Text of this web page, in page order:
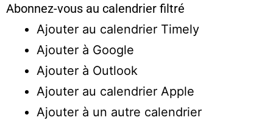
Abonnez-vous au calendrier filtré
Ajouter au calendrier Timely
Ajouter à Google
Ajouter à Outlook
Ajouter au calendrier Apple
Ajouter à un autre calendrier